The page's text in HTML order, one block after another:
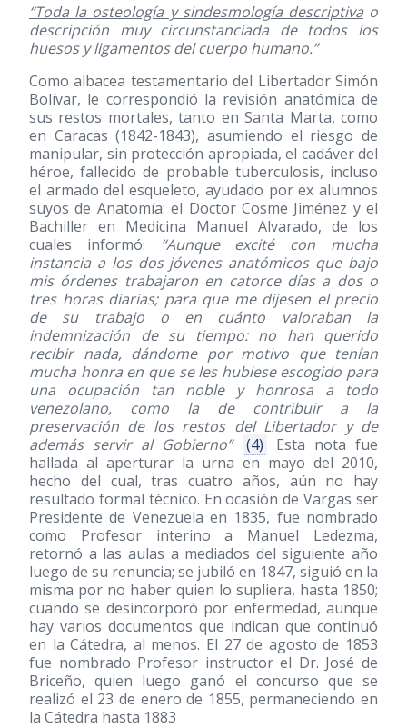
“Toda la osteología y sindesmología descriptivao
descripción muy circunstanciada de todos los
huesos y ligamentos del cuerpo humano.”
Como albacea testamentario del Libertador Simón
Bolívar, le correspondió la revisión anatómica de
sus restos mortales, tanto en Santa Marta, como
en Caracas(1842-1843), asumiendo el riesgo de
manipular, sin protección apropiada, el cadáver del
héroe, fallecido de probable tuberculosis, incluso
el armado del esqueleto, ayudado por ex alumnos
suyos de Anatomía: el Doctor Cosme Jiménez y el
Bachiller en Medicina Manuel Alvarado, de los
cuales informó:
“Aunque excité con mucha
instancia a los dos jóvenes anatómicos que bajo
mis órdenes trabajaron en catorce días a dos o
tres horas diarias; para que me dijesen el precio
de su trabajo o en cuánto valoraban la
indemnización de su tiempo: no han querido
recibir nada, dándome por motivo que tenían
mucha honra en que se les hubiese escogido para
una ocupación tan noble y honrosa a todo
venezolano, como la de contribuir a la
preservación de los restos del Libertador y de
además servir al Gobierno”
(4)
Esta nota fue
hallada al aperturar la urna en mayo del 2010,
hecho del cual, tras cuatro años, aún no hay
resultado formal técnico. En ocasión de Vargas ser
Presidente de Venezuela en 1835, fue nombrado
como Profesor interino a Manuel Ledezma,
retornó a las aulas a mediados del siguiente año
luego de su renuncia; se jubiló en 1847, siguió en la
misma por no haber quien lo supliera, hasta 1850;
cuando se desincorporó por enfermedad, aunque
hay varios documentos que indican que continuó
en la Cátedra, al menos. El 27 de agosto de 1853
fue nombrado Profesor instructor el Dr. José de
Briceño, quien luego ganó el concurso que se
realizó el 23 de enero de 1855, permaneciendo en
la Cátedra hasta 1883